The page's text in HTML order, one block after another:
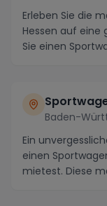
Erleben Sie die
Hessen auf eine
Sie einen
Baden-
Ein
einen
mietest. Diese